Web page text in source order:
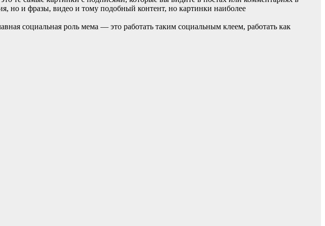
но и фразы, видео и тому подобный контент, но картинки наиболее
социальная роль мема — это работать таким социальным клеем, работать как